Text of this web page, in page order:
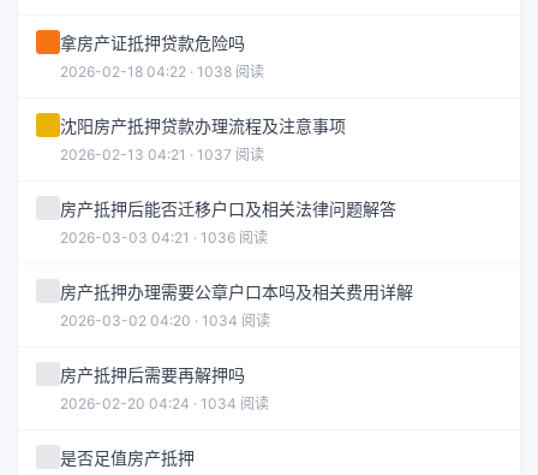
拿房产证抵押贷款危险吗
2026-02-18 04:22 · 1038 阅读
沈阳房产抵押贷款办理流程及注意事项
2026-02-13 04:21 · 1037 阅读
房产抵押后能否迁移户口及相关法律问题解答
2026-03-03 04:21 · 1036 阅读
房产抵押办理需要公章户口本吗及相关费用详解
2026-03-02 04:20 · 1034 阅读
房产抵押后需要再解押吗
2026-02-20 04:24 · 1034 阅读
是否足值房产抵押